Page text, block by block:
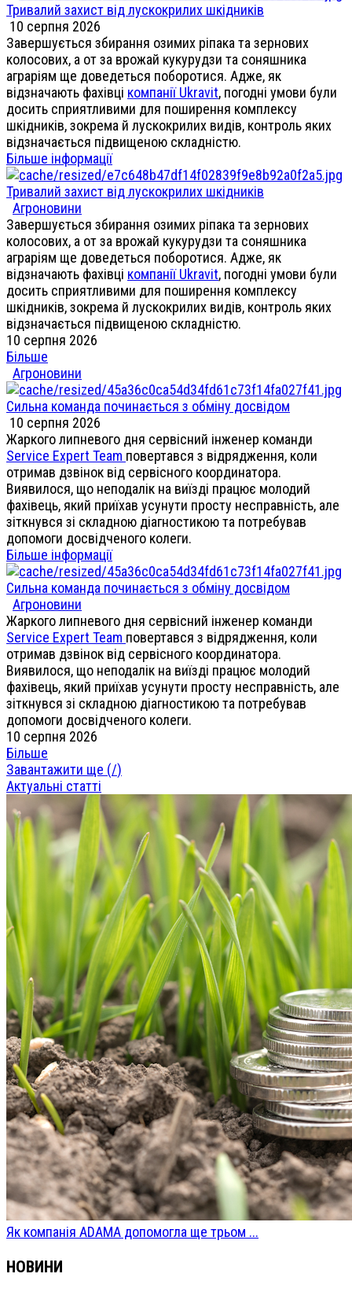
Тривалий захист від лускокрилих шкідників
10 серпня 2026
Завершується збирання озимих ріпака та зернових
колосових, а от за врожай кукурудзи та соняшника
аграріям ще доведеться поборотися. Адже, як
відзначають фахівці компанії Ukravit, погодні умови були
досить сприятливими для поширення комплексу
шкідників, зокрема й лускокрилих видів, контроль яких
відзначається підвищеною складністю.
Більше інформації
Тривалий захист від лускокрилих шкідників
Агроновини
Завершується збирання озимих ріпака та зернових
колосових, а от за врожай кукурудзи та соняшника
аграріям ще доведеться поборотися. Адже, як
відзначають фахівці компанії Ukravit, погодні умови були
досить сприятливими для поширення комплексу
шкідників, зокрема й лускокрилих видів, контроль яких
відзначається підвищеною складністю.
10 серпня 2026
Більше
Агроновини
Сильна команда починається з обміну досвідом
10 серпня 2026
Жаркого липневого дня сервісний інженер команди
Service Expert Team повертався з відрядження, коли
отримав дзвінок від сервісного координатора.
Виявилося, що неподалік на виїзді працює молодий
фахівець, який приїхав усунути просту несправність, але
зіткнувся зі складною діагностикою та потребував
допомоги досвідченого колеги.
Більше інформації
Сильна команда починається з обміну досвідом
Агроновини
Жаркого липневого дня сервісний інженер команди
Service Expert Team повертався з відрядження, коли
отримав дзвінок від сервісного координатора.
Виявилося, що неподалік на виїзді працює молодий
фахівець, який приїхав усунути просту несправність, але
зіткнувся зі складною діагностикою та потребував
допомоги досвідченого колеги.
10 серпня 2026
Більше
Завантажити ще (/)
Актуальні статті
Як компанія ADAMA допомогла ще трьом ...
НОВИНИ